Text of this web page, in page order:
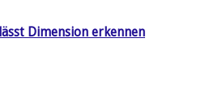
Dimension erkennen